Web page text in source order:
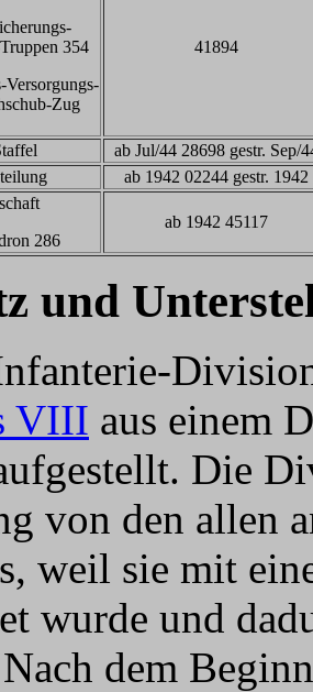
354
Zug
41894
ab Jul/44 28698 gestr. Sep/
ab 1942 02244 gestr. 1942
286
ab 1942 45117
und
VIII aus einem
Die
von den allen
weil sie mit
wurde und
dem